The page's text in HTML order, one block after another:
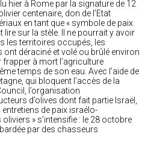
hier à Rome par la signature de 12
centenaire, don de l’Etat
en tant que « symbole de paix
lire sur la stèle. Il ne pourrait y avoir
les territoires occupés, les
déraciné et volé ou brûlé environ
frapper à mort l’agriculture
temps de son eau. Avec l’aide de
qui bloquent l’accès de la
l’organisation
d’olives dont fait partie Israël,
de paix israélo-
» s’intensifie : le 28 octobre
par des chasseurs